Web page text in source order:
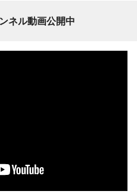
ネル動画公開中